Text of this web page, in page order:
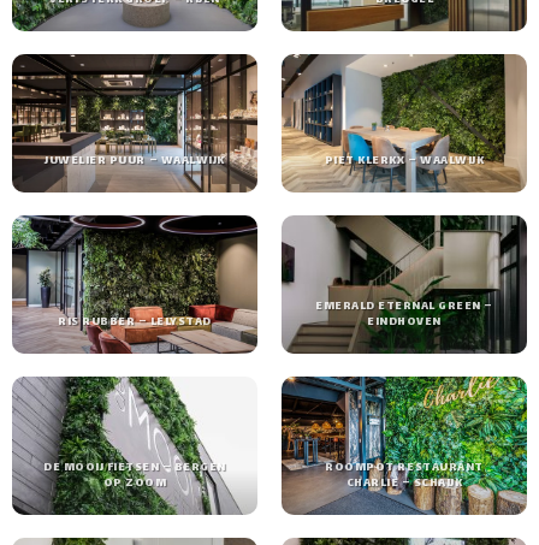
JUWELIER PUUR – WAALWIJK PIET KLERKX – WAALWIJK
RIS RUBBER – LELYSTAD
EMERALD ETERNAL GREEN –
EINDHOVEN
DE MOOIJ FIETSEN – BERGEN
OP ZOOM
ROOMPOT RESTAURANT
CHARLIE – SCHAIJK